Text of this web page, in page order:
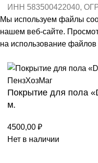
ИНН 583500422040,
Мы используем файлы
нашем веб-сайте.
на использование файлов
Покрытие для пола
м.
4500,00 ₽
Нет в наличии